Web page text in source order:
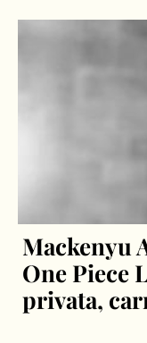
Mackenyu
One Piece
privata,